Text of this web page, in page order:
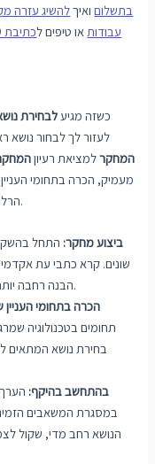
בתשלוםואיךלהשיג עזרה
עבודות או טיפים לכתיבת
כשזה מגיעלבחירת
לעזור לך לבחור נושא
המחקרלמציאת רעיון
מעמיק, הכרה בתחומי
הרלוונטיות שלו ולימוד המגמות האחרונות בטכנולוגיה.
ביצוע מחקר: התחל
שונים. קרא כתבי עת
הבנה רחבה יותר של ההתקדמות והאתגרים הנוכחיים בטכנולוגיה.
הכרה בתחומי העניין
תחומים בטכנולוגיה
בחירת נושא המתאים
בהתחשב בהיקף:
במסגרת המשאבים
הנושא רחב מדי, שקול